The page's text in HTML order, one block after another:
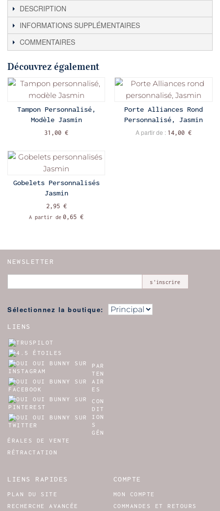
DESCRIPTION
INFORMATIONS SUPPLÉMENTAIRES
COMMENTAIRES
Découvrez également
Tampon Personnalisé,
Modèle Jasmin
31,00 €
Porte Alliances Rond
Personnalisé, Jasmin
A partir de : 14,00 €
Gobelets Personnalisés
Jasmin
2,95 €
A partir de 0,65 €
NEWSLETTER
s'inscrire
Sélectionnez la boutique:
LIENS
PAR
TEN
AIR
ES
CON
DIT
ION
S
GÉN
ÉRALES DE VENTE
RÉTRACTATION
LIENS RAPIDES
PLAN DU SITE
RECHERCHE AVANCÉE
COMPTE
MON COMPTE
COMMANDES ET RETOURS